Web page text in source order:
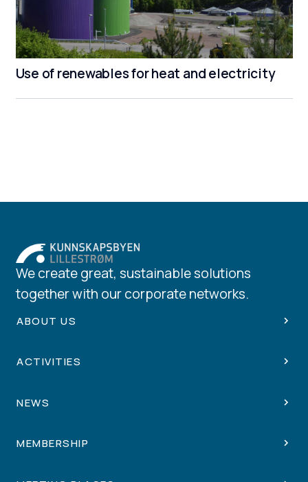
Use of renewables for heat and electricity
We create great, sustainable solutions
together with our corporate networks.
ABOUT US
ACTIVITIES
NEWS
MEMBERSHIP